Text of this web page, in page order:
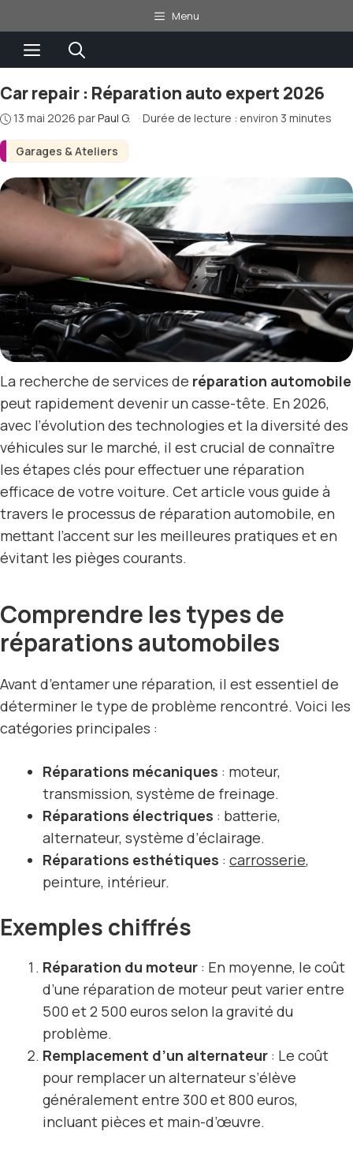
au
contenu
Menu
Menu
Garages & Ateliers
Car repair : Réparation auto expert 2026
13 mai 2026 parPaul G. · Durée de lecture : environ 3 minutes
La recherche de services de réparation automobile
peut rapidement devenir un casse-tête. En 2026,
avec l’évolution des technologies et la diversité des
véhicules sur le marché, il est crucial de connaître
les étapes clés pour effectuer une réparation
efficace de votre voiture. Cet article vous guide à
travers le processus de réparation automobile, en
mettant l’accent sur les meilleures pratiques et en
évitant les pièges courants.
Comprendre les types de
réparations automobiles
Avant d’entamer une réparation, il est essentiel de
déterminer le type de problème rencontré. Voici les
catégories principales :
Réparations mécaniques : moteur,
transmission, système de freinage.
Réparations électriques : batterie,
alternateur, système d’éclairage.
Réparations esthétiques : carrosserie,
peinture, intérieur.
Exemples chiffrés
Réparation du moteur : En moyenne, le coût
d’une réparation de moteur peut varier entre
500 et 2 500 euros selon la gravité du
problème.
Remplacement d’un alternateur : Le coût
pour remplacer un alternateur s’élève
généralement entre 300 et 800 euros,
incluant pièces et main-d’œuvre.